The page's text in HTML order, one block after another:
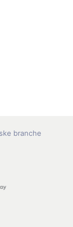
branche